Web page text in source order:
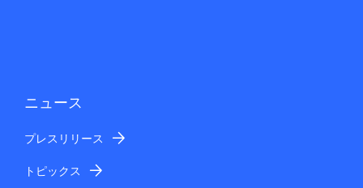
ニュース
プレスリリース
トピックス